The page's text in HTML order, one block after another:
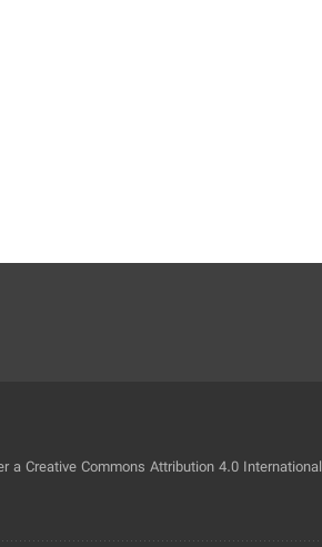
a Creative Commons Attribution 4.0 International